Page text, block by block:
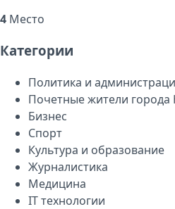
4 Место
Категории
Политика и
Почетные жители города
Бизнес
Спорт
Культура и образование
Журналистика
Медицина
IT технологии